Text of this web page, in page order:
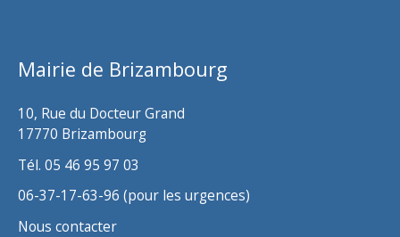
Mairie de Brizambourg
10, Rue du Docteur Grand
17770 Brizambourg
Tél. 05 46 95 97 03
06-37-17-63-96 (pour les urgences)
Nous contacter